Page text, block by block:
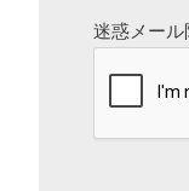
迷惑メール